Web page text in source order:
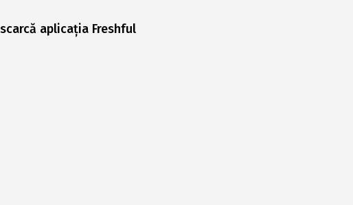
aplicația Freshful